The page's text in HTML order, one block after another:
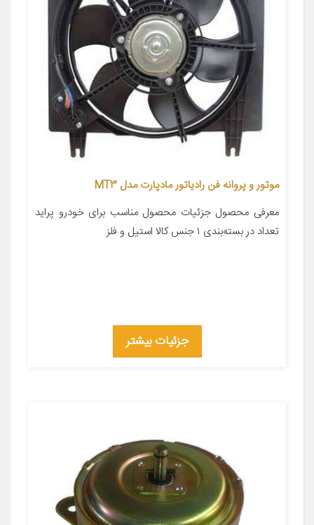
موتور و پروانه فن رادیاتور مادپارت مدل MT3
معرفی محصول جزئیات محصول مناسب برای خودرو پراید
تعداد در بسته‌بندی ۱ جنس کالا استیل و فلز
جزئیات بیشتر